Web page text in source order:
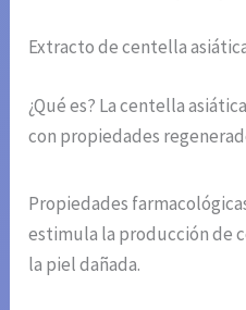
Extracto de centella
¿Qué es? La centella
con propiedades
Propiedades
estimula la producción de
la piel dañada.